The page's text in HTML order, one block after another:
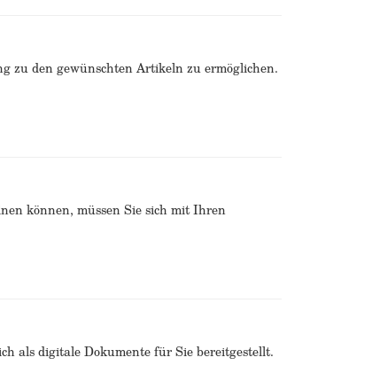
zu den gewünschten Artikeln zu ermöglichen.
können, müssen Sie sich mit Ihren
als digitale Dokumente für Sie bereitgestellt.